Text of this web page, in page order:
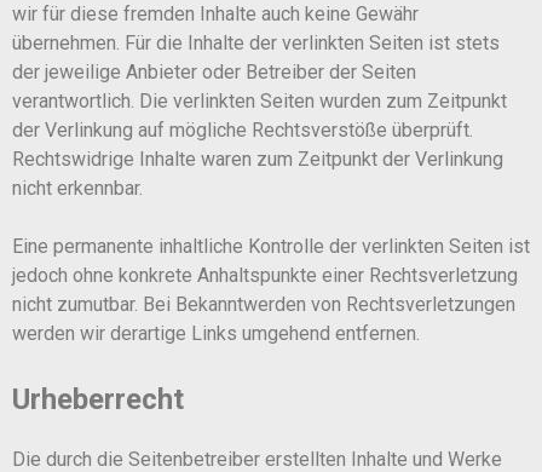
wir für diese fremden Inhalte auch keine Gewähr
übernehmen. Für die Inhalte der verlinkten Seiten ist stets
der jeweilige Anbieter oder Betreiber der Seiten
verantwortlich. Die verlinkten Seiten wurden zum Zeitpunkt
der Verlinkung auf mögliche Rechtsverstöße überprüft.
Rechtswidrige Inhalte waren zum Zeitpunkt der Verlinkung
nicht erkennbar.
Eine permanente inhaltliche Kontrolle der verlinkten Seiten ist
jedoch ohne konkrete Anhaltspunkte einer Rechtsverletzung
nicht zumutbar. Bei Bekanntwerden von Rechtsverletzungen
werden wir derartige Links umgehend entfernen.
Urheberrecht
Die durch die Seitenbetreiber erstellten Inhalte und Werke